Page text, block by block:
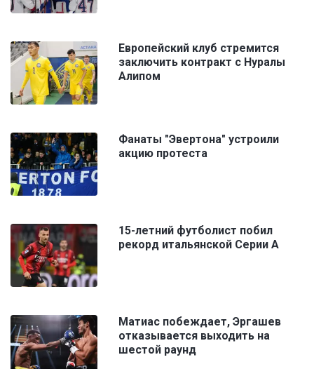
Европейский клуб стремится
заключить контракт с Нуралы
Алипом
Фанаты "Эвертона" устроили
акцию протеста
15-летний футболист побил
рекорд итальянской Серии А
Матиас побеждает, Эргашев
отказывается выходить на
шестой раунд